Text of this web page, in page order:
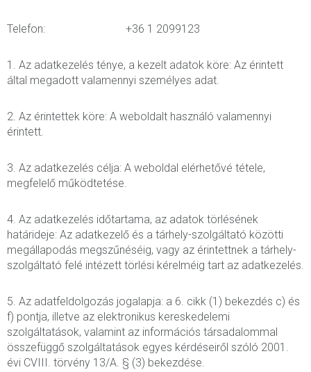
Telefon: +36 1 2099123
1. Az adatkezelés ténye, a kezelt adatok köre: Az érintett
által megadott valamennyi személyes adat.
2. Az érintettek köre: A weboldalt használó valamennyi
érintett.
3. Az adatkezelés célja: A weboldal elérhetővé tétele,
megfelelő működtetése.
4. Az adatkezelés időtartama, az adatok törlésének
határideje: Az adatkezelő és a tárhely-szolgáltató közötti
megállapodás megszűnéséig, vagy az érintettnek a tárhely-
szolgáltató felé intézett törlési kérelméig tart az adatkezelés.
5. Az adatfeldolgozás jogalapja: a 6. cikk (1) bekezdés c) és
f) pontja, illetve az elektronikus kereskedelemi
szolgáltatások, valamint az információs társadalommal
összefüggő szolgáltatások egyes kérdéseiről szóló 2001.
évi CVIII. törvény 13/A. § (3) bekezdése.